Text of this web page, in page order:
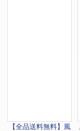
【全品送料無料】
風